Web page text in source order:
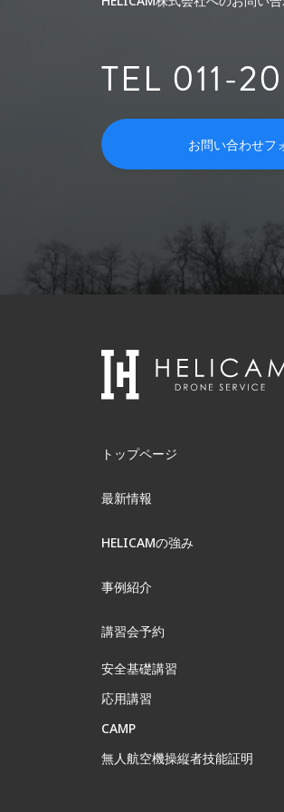
TEL 011-
お問い合わせフ
トップページ
最新情報
HELICAMの強み
事例紹介
講習会予約
安全基礎講習
応用講習
CAMP
無⼈航空機操縦者技能証明